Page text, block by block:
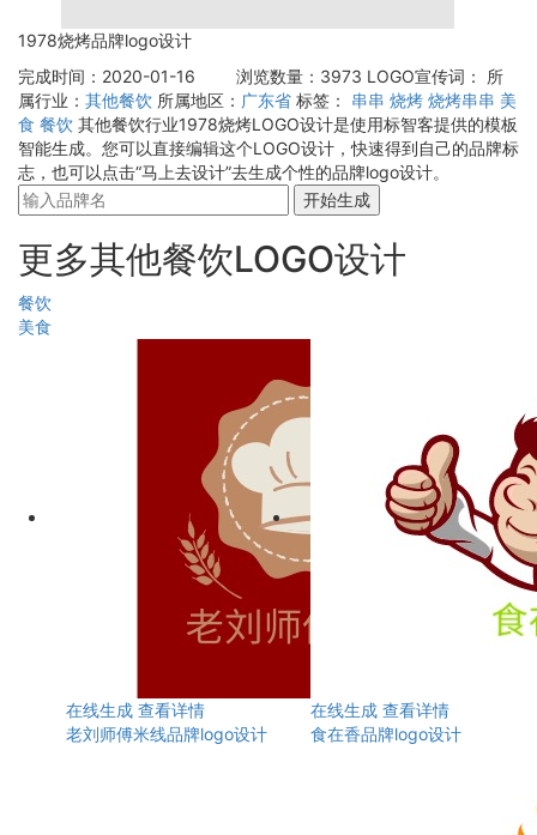
1978烧烤品牌logo设计
完成时间：2020-01-16
浏览数量：3973 LOGO宣传词：
所
属行业： 其他餐饮 所属地区： 广东省 标签： 串串 烧烤 烧烤串串 美
食 餐饮 其他餐饮行业1978烧烤LOGO设计是使用标智客提供的模板
智能生成。您可以直接编辑这个LOGO设计，快速得到自己的品牌标
志，也可以点击“马上去设计”去生成个性的品牌logo设计。
开始生成
更多其他餐饮LOGO设计
餐饮
美食
在线生成 查看详情
老刘师傅米线品牌logo设计
在线生成 查看详情
食在香品牌logo设计